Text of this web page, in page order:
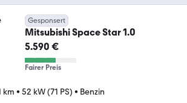
Gesponsert
Mitsubishi Space Star 1.0
5.590 €
Fairer Preis
km • 52 kW (71 PS) • Benzin